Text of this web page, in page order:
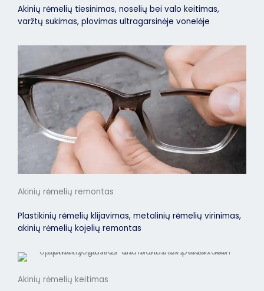
Akinių rėmelių tiesinimas, noselių bei valo keitimas,
varžtų sukimas, plovimas ultragarsinėje vonelėje
Akinių rėmelių remontas
Plastikinių rėmelių klijavimas, metalinių rėmelių virinimas,
akinių rėmelių kojelių remontas
Akinių rėmelių keitimas